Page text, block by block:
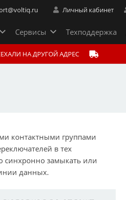
Личный кабинет
Сервисы Техподдержка
НА ДРУГОЙ АДРЕС
контактными группами
в тех
синхронно замыкать или
данных.